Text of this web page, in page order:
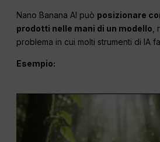
Nano Banana AI può posizionare
prodotti nelle mani di un modello
problema in cui molti strumenti di IA
Esempio: